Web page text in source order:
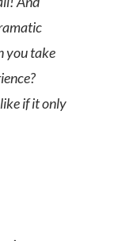
you take
if it only